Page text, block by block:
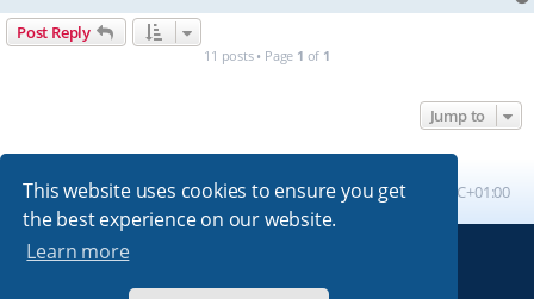
This website uses cookies to ensure you get
the best experience on our website.
Learn more
Post Reply
11 posts • Page 1 of 1
Jump to
Board index All times are UTC+01:00